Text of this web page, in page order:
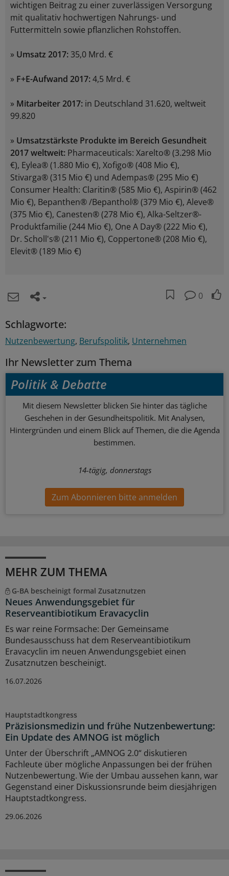
wichtigen Beitrag zu einer zuverlässigen Versorgung
mit qualitativ hochwertigen Nahrungs- und
Futtermitteln sowie pflanzlichen Rohstoffen.
» Umsatz 2017:35,0 Mrd. €
» F+E-Aufwand 2017:4,5 Mrd. €
» Mitarbeiter 2017: in Deutschland 31.620, weltweit
99.820
» Umsatzstärkste Produkte im Bereich Gesundheit
2017 weltweit: Pharmaceuticals: Xarelto® (3.298 Mio
€), Eylea® (1.880 Mio €), Xofigo® (408 Mio €),
Stivarga® (315 Mio €) und Adempas® (295 Mio €)
Consumer Health: Claritin® (585 Mio €), Aspirin® (462
Mio €), Bepanthen® /Bepanthol® (379 Mio €), Aleve®
(375 Mio €), Canesten® (278 Mio €), Alka-Seltzer®-
Produktfamilie (244 Mio €), One A Day® (222 Mio €),
Dr. Scholl's® (211 Mio €), Coppertone® (208 Mio €),
Elevit® (189 Mio €)
0
Schlagworte:
Nutzenbewertung Berufspolitik Unternehmen
Ihr Newsletter zum Thema
Politik & Debatte
Mit diesem Newsletter blicken Sie hinter das tägliche
Geschehen in der Gesundheitspolitik. Mit Analysen,
Hintergründen und einem Blick auf Themen, die die Agenda
bestimmen.
14-tägig, donnerstags
Zum Abonnieren bitte anmelden
MEHR ZUM THEMA
G-BA bescheinigt formal Zusatznutzen
Neues Anwendungsgebiet für
Reserveantibiotikum Eravacyclin
Es war reine Formsache: Der Gemeinsame
Bundesausschuss hat dem Reserveantibiotikum
Eravacyclin im neuen Anwendungsgebiet einen
Zusatznutzen bescheinigt.
16.07.2026
Hauptstadtkongress
Präzisionsmedizin und frühe Nutzenbewertung:
Ein Update des AMNOG ist möglich
Unter der Überschrift „AMNOG 2.0“ diskutieren
Fachleute über mögliche Anpassungen bei der frühen
Nutzenbewertung. Wie der Umbau aussehen kann, war
Gegenstand einer Diskussionsrunde beim diesjährigen
Hauptstadtkongress.
29.06.2026